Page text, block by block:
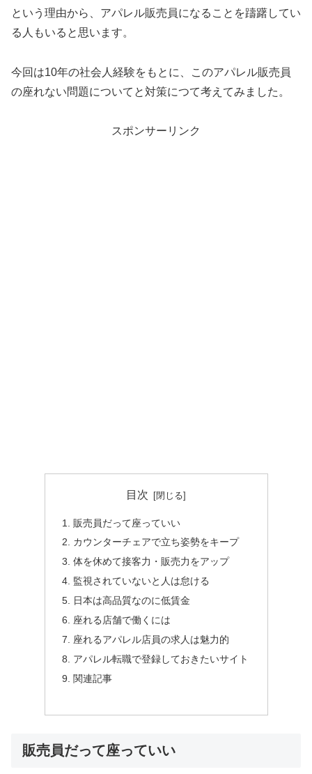
という理由から、アパレル販売員になることを躊躇してい
る人もいると思います。
今回は10年の社会人経験をもとに、このアパレル販売員
の座れない問題についてと対策につて考えてみました。
スポンサーリンク
目次
販売員だって座っていい
カウンターチェアで立ち姿勢をキープ
体を休めて接客力・販売力をアップ
監視されていないと人は怠ける
日本は高品質なのに低賃金
座れる店舗で働くには
座れるアパレル店員の求人は魅力的
アパレル転職で登録しておきたいサイト
関連記事
販売員だって座っていい